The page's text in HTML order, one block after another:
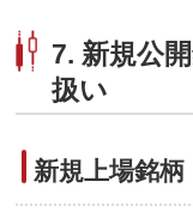
7. 新規公
扱い
新規上場銘柄